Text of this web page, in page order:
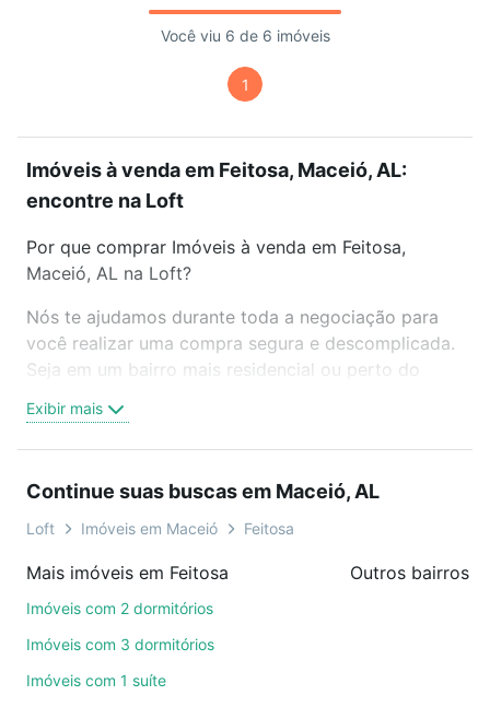
Você viu 6 de 6 imóveis
1
Imóveis à venda em Feitosa, Maceió, AL:
encontre na Loft
Por que comprar Imóveis à venda em Feitosa,
Maceió, AL na Loft?
Nós te ajudamos durante toda a negociação para
você realizar uma compra segura e descomplicada.
Seja em um bairro mais residencial ou perto do
oferta ideal de Imóveis à venda em Feitosa, Maceió,
AL para conquistar seu sonho. Agende uma visita
compromisso e você ainda conta com mais de 46
mil corretores e imobiliárias te ajudando na compra,
Como escolher um imóvel?
Use barra de busca no topo para pesquisar por
também pode usar os filtros como quantidade de
Exibir mais
Continue suas buscas em Maceió, AL
Loft Imóveis em Maceió Feitosa
Mais imóveis em Feitosa
Imóveis com 2 dormitórios
Imóveis com 3 dormitórios
Imóveis com 1 suíte
Outros bairros